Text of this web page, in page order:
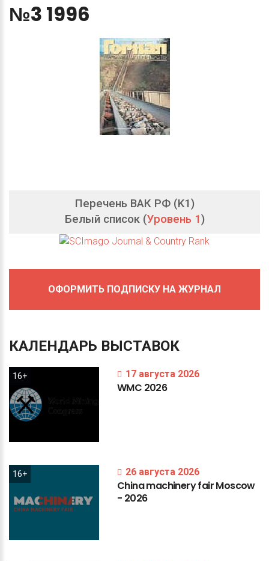
№3 1996
Перечень ВАК РФ (K1)
Белый список (Уровень 1)
ОФОРМИТЬ ПОДПИСКУ НА ЖУРНАЛ
КАЛЕНДАРЬ ВЫСТАВОК
16+ 17 августа 2026
WMC 2026
16+ 26 августа 2026
ChinamachineryfairMoscow
- 2026